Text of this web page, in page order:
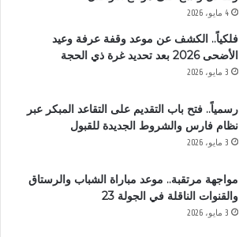
4 مايو، 2026
فلكياً.. الكشف عن موعد وقفة عرفة وعيد
الأضحى 2026 بعد تحديد غرة ذي الحجة
3 مايو، 2026
رسمياً.. فتح باب التقديم على التقاعد المبكر عبر
نظام فارس والشروط الجديدة للقبول
3 مايو، 2026
مواجهة مرتقبة.. موعد مباراة الشباب والرستاق
والقنوات الناقلة في الجولة 23
3 مايو، 2026